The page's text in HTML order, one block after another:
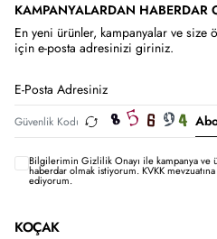
KAMPANYALARDAN HABERDAR
En yeni ürünler, kampanyalar ve size
için e-posta adresinizi giriniz.
Bilgilerimin Gizlilik Onayı ile kampanya ve
haberdar olmak istiyorum.KVKK
ediyorum.
KOÇAK